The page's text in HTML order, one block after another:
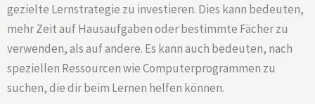
gezielte Lernstrategie zu investieren. Dies kann bedeuten,
mehr Zeit auf Hausaufgaben oder bestimmte Fächer zu
verwenden, als auf andere. Es kann auch bedeuten, nach
speziellen Ressourcen wie Computerprogrammen zu
suchen, die dir beim Lernen helfen können.